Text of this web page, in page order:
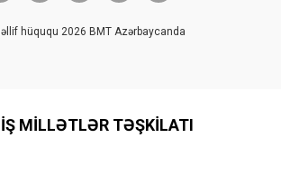
hüququ 2026 BMT Azərbaycanda
MILLƏTLƏR TƏŞKILATI